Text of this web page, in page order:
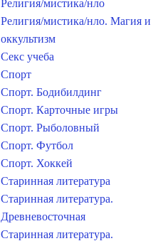
Религия/мистика/нло
Религия/мистика/нло. Магия и
оккультизм
Секс учеба
Спорт
Спорт. Бодибилдинг
Спорт. Карточные игры
Спорт. Рыболовный
Спорт. Футбол
Спорт. Хоккей
Старинная литература
Старинная литература.
Древневосточная
Старинная литература.